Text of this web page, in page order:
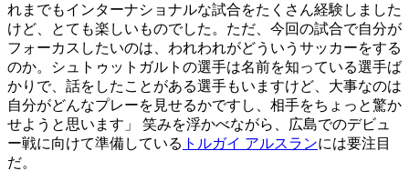
れまでもインターナショナルな試合をたくさん経験しました
けど、とても楽しいものでした。ただ、今回の試合で自分が
フォーカスしたいのは、われわれがどういうサッカーをする
のか。シュトゥットガルトの選手は名前を知っている選手ば
かりで、話をしたことがある選手もいますけど、大事なのは
自分がどんなプレーを見せるかですし、相手をちょっと驚か
せようと思います」 笑みを浮かべながら、広島でのデビュ
ー戦に向けて準備している トルガイ アルスランには要注目
だ。